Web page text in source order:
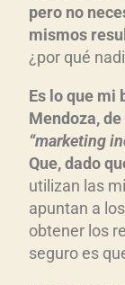
pero no
mismos
¿por qué
Es lo que mi
Mendoza, de
“marketing
Que, dado
utilizan las
apuntan a
obtener los
seguro es